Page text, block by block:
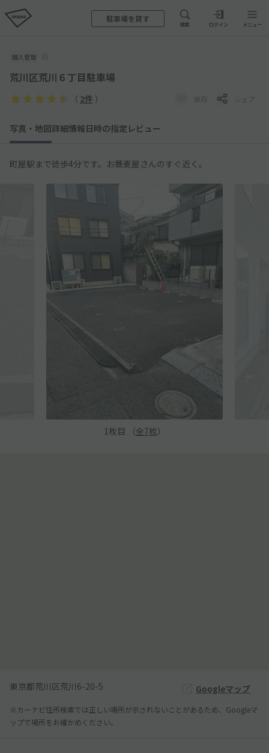
駐車場を貸す
検索 ログイン メニュー
個人管理
荒川区荒川６丁目駐車場
（ 2件 ） 保存 シェア
写真・地図詳細情報日時の指定 レビュー
町屋駅まで徒歩4分です。お蕎麦屋さんのすぐ近く。
1枚目 （全7枚）
東京都荒川区荒川6-20-5 Googleマップ
※カーナビ住所検索では正しい場所が示されないことがあるため、Googleマ
ップで場所をお確かめください。